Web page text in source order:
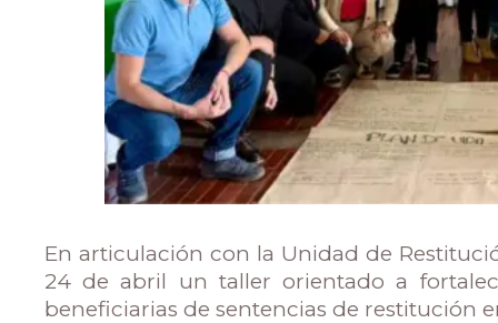
En articulación con la Unidad de
24 de abril un taller orientado a
beneficiarias de sentencias de restitución